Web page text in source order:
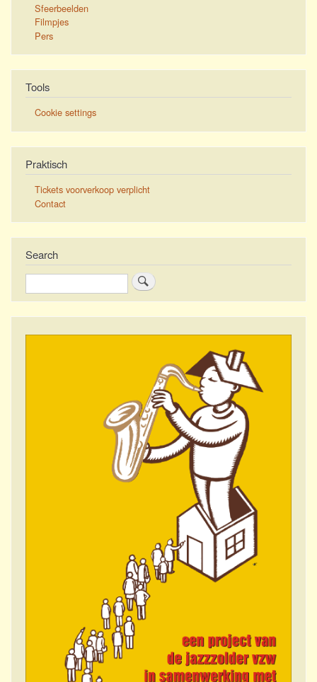
Sfeerbeelden
Filmpjes
Pers
Tools
Cookie settings
Praktisch
Tickets voorverkoop verplicht
Contact
Search
Zoeken